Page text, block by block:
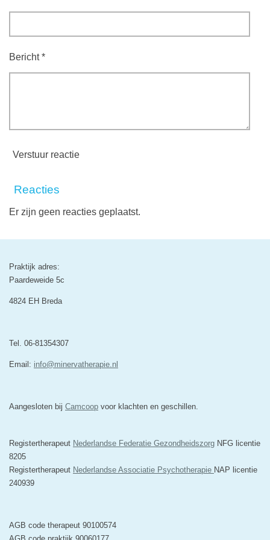
Bericht *
Verstuur reactie
Reacties
Er zijn geen reacties geplaatst.
Praktijk adres:
Paardeweide 5c
4824 EH Breda
Tel. 06-81354307
Email: info@minervatherapie.nl
Aangesloten bij Camcoop voor klachten en geschillen.
Registertherapeut Nederlandse Federatie Gezondheidszorg NFG licentie
8205
Registertherapeut Nederlandse Associatie Psychotherapie NAP licentie
240939
AGB code therapeut 90100574